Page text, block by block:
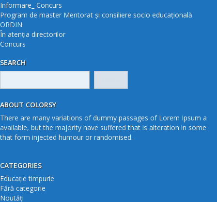
Informare_ Concurs
Program de master Mentorat și consiliere socio educațională
ORDIN
În atenția directorilor
Concurs
SEARCH
ABOUT COLORSY
There are many variations of dummy passages of Lorem Ipsum a
available, but the majority have suffered that is alteration in some
that form injected humour or randomised.
CATEGORIES
Educație timpurie
Fără categorie
Noutăți